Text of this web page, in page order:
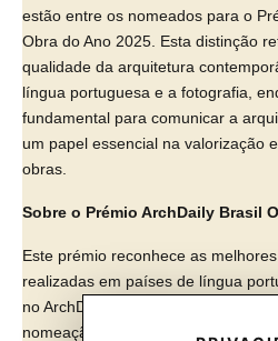
estão entre os nomeados para o
Obra do Ano 2025. Esta distinção
qualidade da arquitetura
língua portuguesa e a fotografia,
fundamental para comunicar a
um papel essencial na valorização
obras.
Sobre o Prémio ArchDaily Brasil
Este prémio reconhece as
realizadas em países de língua
no ArchDaily Brasil ao longo de
nomeação e votação é aberto ao